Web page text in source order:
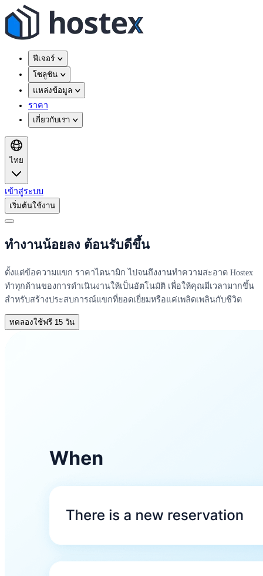
ฟีเจอร์
โซลูชัน
แหล่งข้อมูล
ราคา
เกี่ยวกับเรา
ไทย
เข้าสู่ระบบ
เริ่มต้นใช้งาน
ทำงานน้อยลง ต้อนรับดีขึ้น
ตั้งแต่ข้อความแขก ราคาไดนามิก ไปจนถึงงานทำความสะอาด Hostex
ทำทุกด้านของการดำเนินงานให้เป็นอัตโนมัติ เพื่อให้คุณมีเวลามากขึ้น
สำหรับสร้างประสบการณ์แขกที่ยอดเยี่ยมหรือแค่เพลิดเพลินกับชีวิต
ทดลองใช้ฟรี 15 วัน